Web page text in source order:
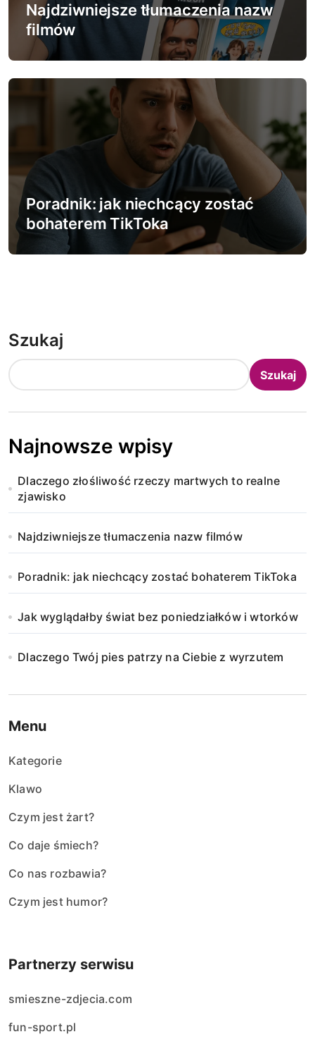
Najdziwniejsze tłumaczenia nazw
filmów
Poradnik: jak niechcący zostać
bohaterem TikToka
Szukaj
Szukaj
Najnowsze wpisy
Dlaczego złośliwość rzeczy martwych to realne
zjawisko
Najdziwniejsze tłumaczenia nazw filmów
Poradnik: jak niechcący zostać bohaterem TikToka
Jak wyglądałby świat bez poniedziałków i wtorków
Dlaczego Twój pies patrzy na Ciebie z wyrzutem
Menu
Kategorie
Klawo
Czym jest żart?
Co daje śmiech?
Co nas rozbawia?
Czym jest humor?
Partnerzy serwisu
smieszne-zdjecia.com
fun-sport.pl